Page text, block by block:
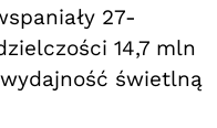
27-
14,7 mln
świetlną